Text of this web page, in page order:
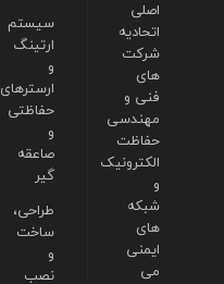
سیستم
ارتینگ
و
ارسترهای
حفاظتی
و
صاعقه
گیر
طراحی،
ساخت
و
نصب
اصلی
اتحادیه
شرکت
های
فنی و
مهندسی
حفاظت
الکترونیک
و
شبکه
های
ایمنی
می